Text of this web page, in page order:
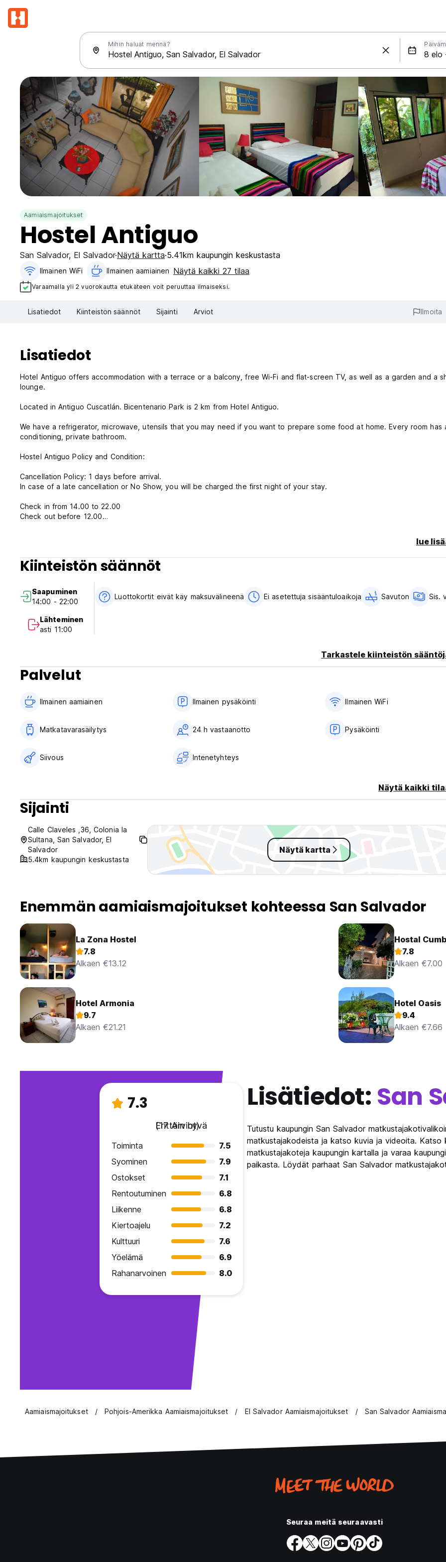
Mihin haluat mennä?
Aamiaismajoitukset
Hostel Antiguo
San Salvador, El Salvador Näytä kartta 5.41km kaupungin keskustasta
Ilmainen WiFi Ilmainen aamiainen‎ Näytä kaikki 27 tilaa
Varaamalla yli 2 vuorokautta etukäteen voit peruuttaa ilmaiseksi.
Lisatiedot Kiinteistön säännöt Sijainti Arviot Ilmoita
Lisatiedot
Hotel Antiguo offers accommodation with a terrace or a balcony, free Wi-Fi and flat-screen TV, as well as a garden and a
lounge.
Located in Antiguo Cuscatlán. Bicentenario Park is 2 km from Hotel Antiguo.
We have a refrigerator, microwave, utensils that you may need if you want to prepare some food at home. Every room has air
conditioning, private bathroom.
Hostel Antiguo Policy and Condition:
Cancellation Policy: 1 days before arrival.
In case of a late cancellation or No Show, you will be charged the first night of your stay.
Check in from 14.00 to 22.00
Check out before 12.00
Breakfast included
No curfew
No pets allowed
No drugs
lue
Kiinteistön säännöt
Saapuminen
14:00 - 22:00
Lähteminen
asti 11:00
Luottokortit eivät käy maksuvälineenä Ei asetettuja sisääntuloaikoja Savuton Sis.
Tarkastele kiinteistön
Palvelut
Ilmainen aamiainen‎ Ilmainen pysäköinti Ilmainen WiFi
Matkatavarasäilytys 24 h vastaanotto Pysäköinti
Siivous Intenetyhteys
Näytä kaikki
Sijainti
Calle Claveles ,36, Colonia la
Sultana, San Salvador, El
Salvador
5.4km kaupungin keskustasta
Näytä kartta
Enemmän aamiaismajoitukset kohteessa San Salvador
La Zona Hostel
7.8
Alkaen €13.12
Hostal
7.8
Alkaen €7.00
Hotel Armonia
9.7
Alkaen €21.21
Hotel Oasis
9.4
Alkaen €7.66
7.3
Erittäin hyvä
(17 Arviot)
Toiminta
7.5
Syominen
7.9
Ostokset
7.1
Rentoutuminen
6.8
Liikenne
6.8
Kiertoajelu
7.2
Kulttuuri
7.6
Yöelämä
6.9
Rahanarvoinen
8.0
Lisätiedot: San
Tutustu kaupungin San Salvador
matkustajakodeista ja katso kuvia ja videoita. Katso
matkustajakoteja kaupungin kartalla ja varaa
paikasta. Löydät parhaat San Salvador
Aamiaismajoitukset Pohjois-Amerikka Aamiaismajoitukset El Salvador Aamiaismajoitukset San Salvador
Seuraa meitä seuraavasti